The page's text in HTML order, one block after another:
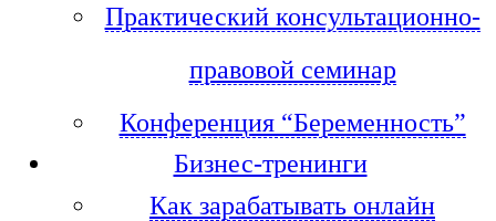
Практический консультационно-
правовой семинар
Конференция “Беременность”
Бизнес-тренинги
Как зарабатывать онлайн